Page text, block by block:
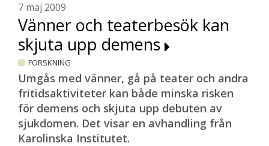
7 maj 2009
Vänner och teaterbesök kan
skjuta upp demens
FORSKNING
Umgås med vänner, gå på teater och andra
fritidsaktiviteter kan både minska risken
för demens och skjuta upp debuten av
sjukdomen. Det visar en avhandling från
Karolinska Institutet.